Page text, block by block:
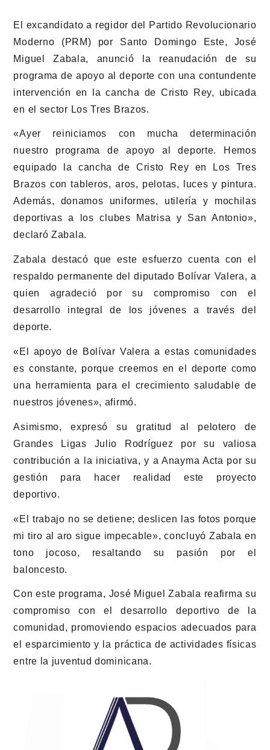
El excandidato a regidor del Partido Revolucionario
Moderno (PRM) por Santo Domingo Este, José
Miguel Zabala, anunció la reanudación de su
programa de apoyo al deporte con una contundente
intervención en la cancha de Cristo Rey, ubicada
en el sector Los Tres Brazos.
«Ayer reiniciamos con mucha determinación
nuestro programa de apoyo al deporte. Hemos
equipado la cancha de Cristo Rey en Los Tres
Brazos con tableros, aros, pelotas, luces y pintura.
Además, donamos uniformes, utilería y mochilas
deportivas a los clubes Matrisa y San Antonio»,
declaró Zabala.
Zabala destacó que este esfuerzo cuenta con el
respaldo permanente del diputado Bolívar Valera, a
quien agradeció por su compromiso con el
desarrollo integral de los jóvenes a través del
deporte.
«El apoyo de Bolívar Valera a estas comunidades
es constante, porque creemos en el deporte como
una herramienta para el crecimiento saludable de
nuestros jóvenes», afirmó.
Asimismo, expresó su gratitud al pelotero de
Grandes Ligas Julio Rodríguez por su valiosa
contribución a la iniciativa, y a Anayma Acta por su
gestión para hacer realidad este proyecto
deportivo.
«El trabajo no se detiene; deslicen las fotos porque
mi tiro al aro sigue impecable», concluyó Zabala en
tono jocoso, resaltando su pasión por el
baloncesto.
Con este programa, José Miguel Zabala reafirma su
compromiso con el desarrollo deportivo de la
comunidad, promoviendo espacios adecuados para
el esparcimiento y la práctica de actividades físicas
entre la juventud dominicana.